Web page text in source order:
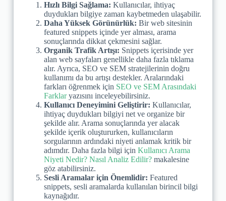
Hızlı Bilgi Sağlama: Kullanıcılar, ihtiyaç
duydukları bilgiye zaman kaybetmeden ulaşabilir.
Daha Yüksek Görünürlük: Bir web sitesinin
featured snippets içinde yer alması, arama
sonuçlarında dikkat çekmesini sağlar.
Organik Trafik Artışı: Snippets içerisinde yer
alan web sayfaları genellikle daha fazla tıklama
alır. Ayrıca, SEO ve SEM stratejilerinin doğru
kullanımı da bu artışı destekler. Aralarındaki
farkları öğrenmek için SEO ve SEM Arasındaki
Farklaryazısını inceleyebilirsiniz.
Kullanıcı Deneyimini Geliştirir: Kullanıcılar,
ihtiyaç duydukları bilgiyi net ve organize bir
şekilde alır. Arama sonuçlarında yer alacak
şekilde içerik oluştururken, kullanıcıların
sorgularının ardındaki niyeti anlamak kritik bir
adımdır. Daha fazla bilgi için Kullanıcı Arama
Niyeti Nedir? Nasıl Analiz Edilir?makalesine
göz atabilirsiniz.
Sesli Aramalar için Önemlidir: Featured
snippets, sesli aramalarda kullanılan birincil bilgi
kaynağıdır.